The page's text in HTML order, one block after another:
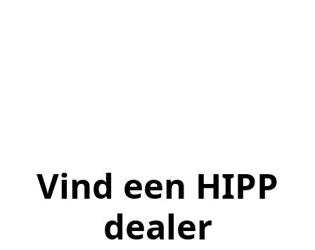
Vind een HIPP
dealer